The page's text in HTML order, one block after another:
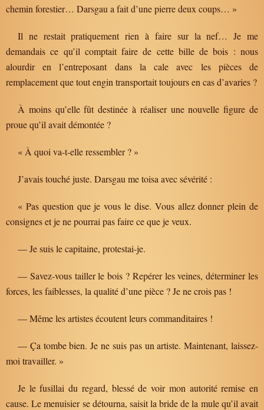
chemin forestier… Darsgau a fait d’une pierre deux coups… »
Il ne restait pratiquement rien à faire sur la nef… Je me
demandais ce qu’il comptait faire de cette bille de bois : nous
alourdir en l’entreposant dans la cale avec les pièces de
remplacement que tout engin transportait toujours en cas d’avaries ?
À moins qu’elle fût destinée à réaliser une nouvelle figure de
proue qu’il avait démontée ?
« À quoi va-t-elle ressembler ? »
J’avais touché juste. Darsgau me toisa avec sévérité :
« Pas question que je vous le dise. Vous allez donner plein de
consignes et je ne pourrai pas faire ce que je veux.
— Je suis le capitaine, protestai-je.
— Savez-vous tailler le bois ? Repérer les veines, déterminer les
forces, les faiblesses, la qualité d’une pièce ? Je ne crois pas !
— Même les artistes écoutent leurs commanditaires !
— Ça tombe bien. Je ne suis pas un artiste. Maintenant, laissez-
moi travailler. »
Je le fusillai du regard, blessé de voir mon autorité remise en
cause. Le menuisier se détourna, saisit la bride de la mule qu’il avait